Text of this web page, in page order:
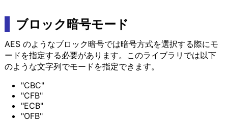
ブロック暗号モード
AES のようなブロック暗号では暗号方式を選択する際にモ
ードを指定する必要があります。このライブラリでは以下
のような文字列でモードを指定できます。
"CBC"
"CFB"
"ECB"
"OFB"